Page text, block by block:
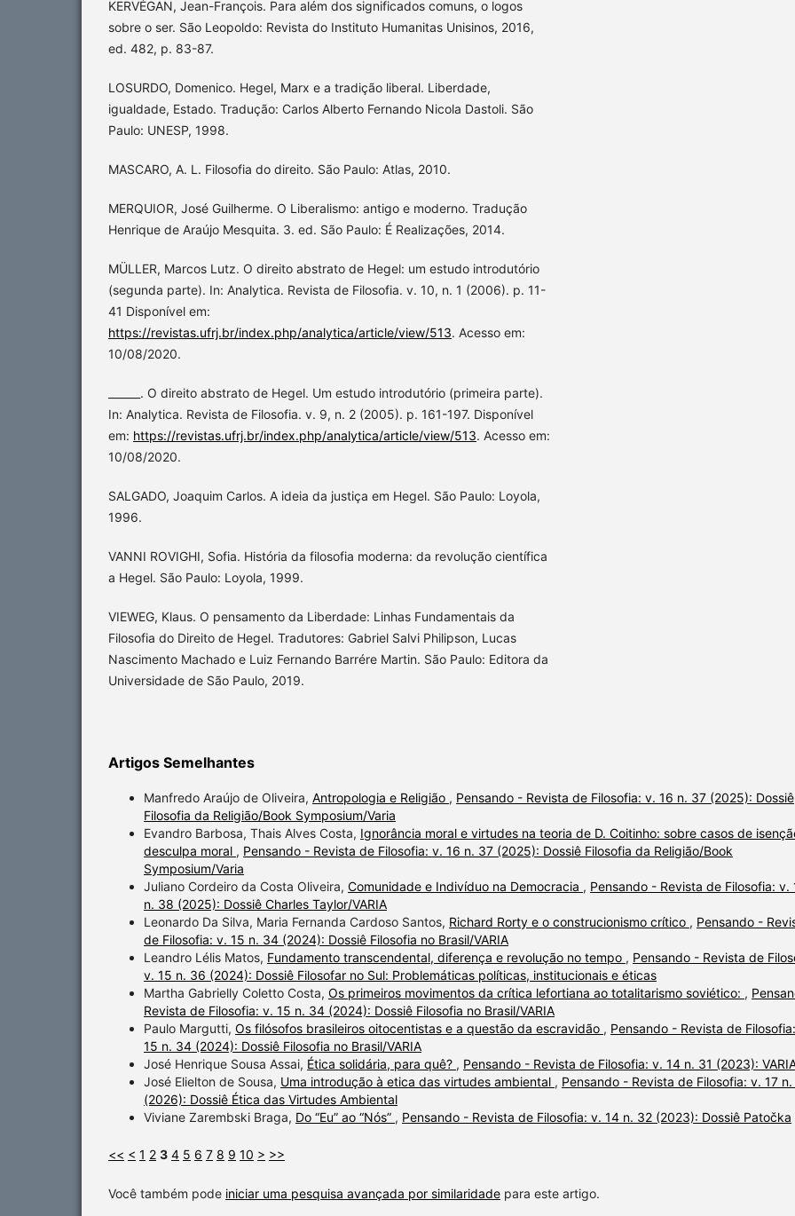
KERVÉGAN, Jean-François. Para além dos significados comuns, o logos
sobre o ser. São Leopoldo: Revista do Instituto Humanitas Unisinos, 2016,
ed. 482, p. 83-87.
LOSURDO, Domenico. Hegel, Marx e a tradição liberal. Liberdade,
igualdade, Estado. Tradução: Carlos Alberto Fernando Nicola Dastoli. São
Paulo: UNESP, 1998.
MASCARO, A. L. Filosofia do direito. São Paulo: Atlas, 2010.
MERQUIOR, José Guilherme. O Liberalismo: antigo e moderno. Tradução
Henrique de Araújo Mesquita. 3. ed. São Paulo: É Realizações, 2014.
MÜLLER, Marcos Lutz. O direito abstrato de Hegel: um estudo introdutório
(segunda parte). In: Analytica. Revista de Filosofia. v. 10, n. 1 (2006). p. 11-
41 Disponível em:
https://revistas.ufrj.br/index.php/analytica/article/view/513. Acesso em:
10/08/2020.
______. O direito abstrato de Hegel. Um estudo introdutório (primeira parte).
In: Analytica. Revista de Filosofia. v. 9, n. 2 (2005). p. 161-197. Disponível
em: https://revistas.ufrj.br/index.php/analytica/article/view/513. Acesso em:
10/08/2020.
SALGADO, Joaquim Carlos. A ideia da justiça em Hegel. São Paulo: Loyola,
1996.
VANNI ROVIGHI, Sofia. História da filosofia moderna: da revolução científica
a Hegel. São Paulo: Loyola, 1999.
VIEWEG, Klaus. O pensamento da Liberdade: Linhas Fundamentais da
Filosofia do Direito de Hegel. Tradutores: Gabriel Salvi Philipson, Lucas
Nascimento Machado e Luiz Fernando Barrére Martin. São Paulo: Editora da
Universidade de São Paulo, 2019.
Artigos Semelhantes
Manfredo Araújo de Oliveira, Antropologia e Religião , Pensando - Revista de Filosofia: v. 16 n. 37 (2025): Dossiê
Filosofia da Religião/Book Symposium/Varia
Evandro Barbosa, Thais Alves Costa, Ignorância moral e virtudes na teoria de D. Coitinho: sobre casos de
desculpa moral , Pensando - Revista de Filosofia: v. 16 n. 37 (2025): Dossiê Filosofia da Religião/Book
Symposium/Varia
Juliano Cordeiro da Costa Oliveira, Comunidade e Indivíduo na Democracia , Pensando - Revista de Filosofia: v.
n. 38 (2025): Dossiê Charles Taylor/VARIA
Leonardo Da Silva, Maria Fernanda Cardoso Santos, Richard Rorty e o construcionismo crítico , Pensando -
de Filosofia: v. 15 n. 34 (2024): Dossiê Filosofia no Brasil/VARIA
Leandro Lélis Matos, Fundamento transcendental, diferença e revolução no tempo , Pensando - Revista de
v. 15 n. 36 (2024): Dossiê Filosofar no Sul: Problemáticas políticas, institucionais e éticas
Martha Gabrielly Coletto Costa, Os primeiros movimentos da crítica lefortiana ao totalitarismo soviético: ,
Revista de Filosofia: v. 15 n. 34 (2024): Dossiê Filosofia no Brasil/VARIA
Paulo Margutti, Os filósofos brasileiros oitocentistas e a questão da escravidão , Pensando - Revista de
15 n. 34 (2024): Dossiê Filosofia no Brasil/VARIA
José Henrique Sousa Assai, Ética solidária, para quê? , Pensando - Revista de Filosofia: v. 14 n. 31 (2023):
José Elielton de Sousa, Uma introdução à etica das virtudes ambiental , Pensando - Revista de Filosofia: v. 17
(2026): Dossiê Ética das Virtudes Ambiental
Viviane Zarembski Braga, Do “Eu” ao “Nós” , Pensando - Revista de Filosofia: v. 14 n. 32 (2023): Dossiê Patočka
<< < 1 2 3 4 5 6 7 8 9 10 > >>
Você também pode iniciar uma pesquisa avançada por similaridade para este artigo.